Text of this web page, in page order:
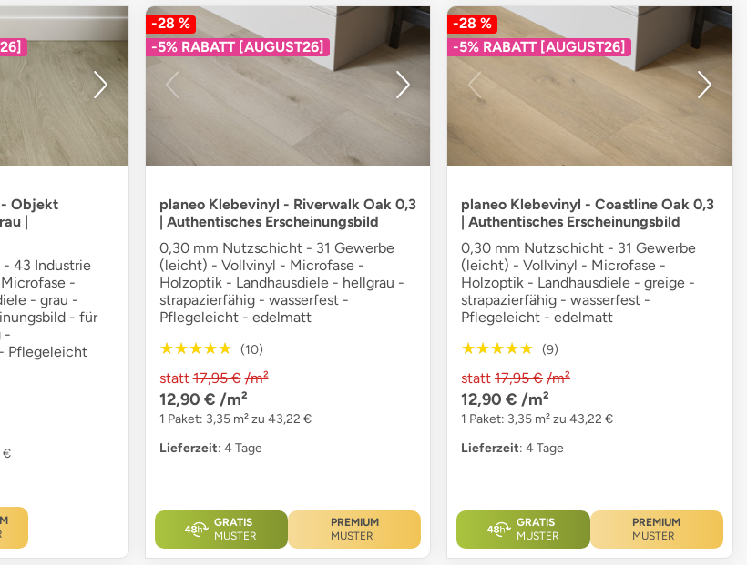
- Objekt
|
43 Industrie
-
- grau -
- für
-
Pflegeleicht
€
-28 %
-5% RABATT [AUGUST26]
planeo Klebevinyl - Riverwalk Oak 0,3
| Authentisches Erscheinungsbild
0,30 mm Nutzschicht - 31 Gewerbe
(leicht) - Vollvinyl - Microfase -
Holzoptik - Landhausdiele - hellgrau -
strapazierfähig - wasserfest -
Pflegeleicht - edelmatt
★★★★★
★★★★★ (10)
statt 17,95 € /m²
12,90 € /m²
1 Paket: 3,35 m² zu 43,22 €
Lieferzeit: 4 Tage
GRATIS
MUSTER
PREMIUM
MUSTER
-28 %
-5% RABATT [AUGUST26]
planeo Klebevinyl - Coastline Oak 0,3
| Authentisches Erscheinungsbild
0,30 mm Nutzschicht - 31 Gewerbe
(leicht) - Vollvinyl - Microfase -
Holzoptik - Landhausdiele - greige -
strapazierfähig - wasserfest -
Pflegeleicht - edelmatt
★★★★★
★★★★★ (9)
statt 17,95 € /m²
12,90 € /m²
1 Paket: 3,35 m² zu 43,22 €
Lieferzeit: 4 Tage
GRATIS
MUSTER
PREMIUM
MUSTER